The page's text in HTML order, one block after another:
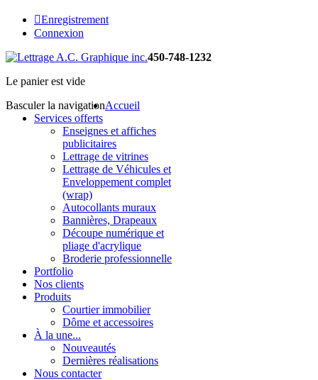
Enregistrement
Connexion
450-748-1232
Le panier est vide
Basculer la navigationAccueil
Services offerts
Enseignes et affiches
publicitaires
Lettrage de vitrines
Lettrage de Véhicules et
Enveloppement complet
(wrap)
Autocollants muraux
Bannières, Drapeaux
Découpe numérique et
pliage d'acrylique
Broderie professionnelle
Portfolio
Nos clients
Produits
Courtier immobilier
Dôme et accessoires
À la une...
Nouveautés
Dernières réalisations
Nous contacter